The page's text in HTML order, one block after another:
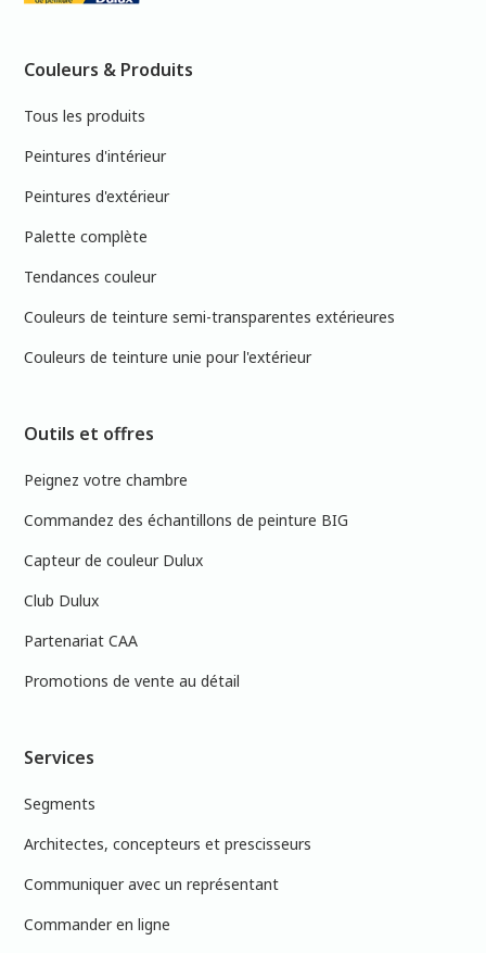
Couleurs & Produits
Tous les produits
Peintures d'intérieur
Peintures d'extérieur
Palette complète
Tendances couleur
Couleurs de teinture semi-transparentes extérieures
Couleurs de teinture unie pour l'extérieur
Outils et offres
Peignez votre chambre
Commandez des échantillons de peinture BIG
Capteur de couleur Dulux
Club Dulux
Partenariat CAA
Promotions de vente au détail
Services
Segments
Architectes, concepteurs et prescisseurs
Communiquer avec un représentant
Commander en ligne